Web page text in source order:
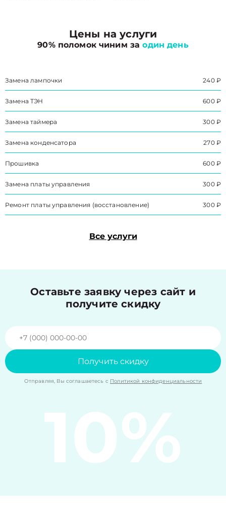
Цены на услуги
90% поломок чиним заодин день
Замена лампочки 240 ₽
Замена ТЭН 600 ₽
Замена таймера 300 ₽
Замена конденсатора 270 ₽
Прошивка 600 ₽
Замена платы управления 300 ₽
Ремонт платы управления (восстановление) 300 ₽
Все услуги
Оставьте заявку через сайт и
получите скидку
Получить скидку
Отправляя, Вы соглашаетесь с Политикой конфиденциальности
10%